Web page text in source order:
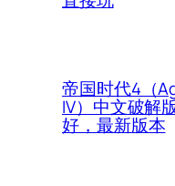
帝国时代4（
IV）中文破解
好，最新版本